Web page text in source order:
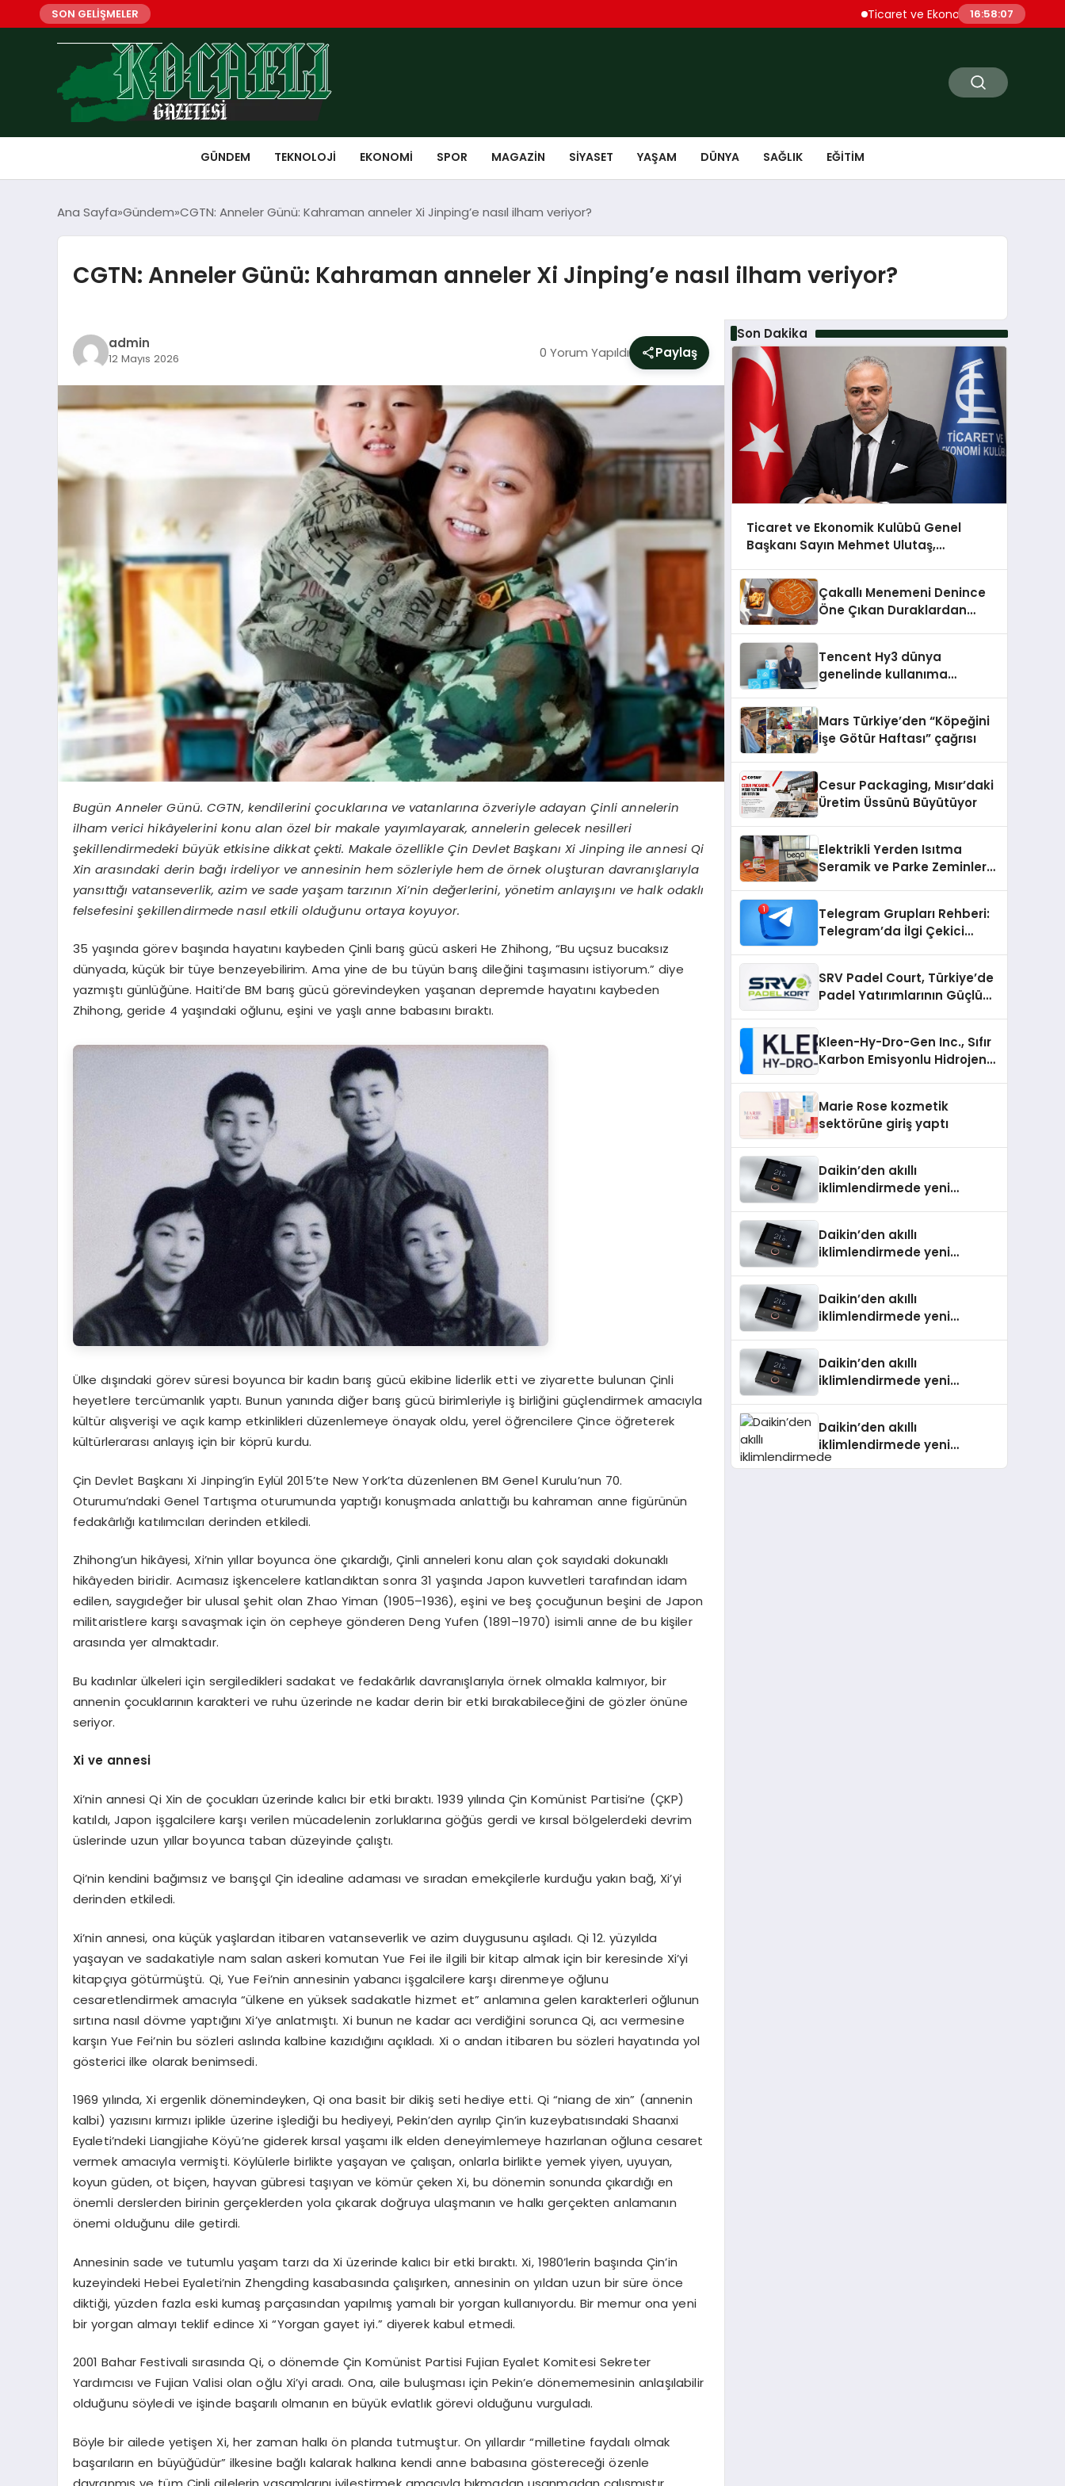
SON GELİŞMELER Ticaret ve Ekonomik Kulübü Genel Başkanı
16:58:09
GÜNDEM TEKNOLOJI EKONOMI SPOR MAGAZIN SIYASET YAŞAM DÜNYA SAĞLIK EĞITIM
Ana Sayfa Gündem CGTN: Anneler Günü: Kahraman anneler Xi Jinping’e nasıl ilham veriyor?
CGTN: Anneler Günü: Kahraman anneler Xi Jinping’e nasıl ilham veriyor?
admin
12 Mayıs 2026 0 Yorum Yapıldı Paylaş
Bugün Anneler Günü. CGTN, kendilerini çocuklarına ve vatanlarına özveriyle adayan Çinli annelerin
ilham verici hikâyelerini konu alan özel bir makale yayımlayarak, annelerin gelecek nesilleri
şekillendirmedeki büyük etkisine dikkat çekti. Makale özellikle Çin Devlet Başkanı Xi Jinping ile annesi Qi
Xin arasındaki derin bağı irdeliyor ve annesinin hem sözleriyle hem de örnek oluşturan davranışlarıyla
yansıttığı vatanseverlik, azim ve sade yaşam tarzının Xi’nin değerlerini, yönetim anlayışını ve halk odaklı
felsefesini şekillendirmede nasıl etkili olduğunu ortaya koyuyor.
35 yaşında görev başında hayatını kaybeden Çinli barış gücü askeri He Zhihong, “Bu uçsuz bucaksız
dünyada, küçük bir tüye benzeyebilirim. Ama yine de bu tüyün barış dileğini taşımasını istiyorum.” diye
yazmıştı günlüğüne. Haiti’de BM barış gücü görevindeyken yaşanan depremde hayatını kaybeden
Zhihong, geride 4 yaşındaki oğlunu, eşini ve yaşlı anne babasını bıraktı.
Ülke dışındaki görev süresi boyunca bir kadın barış gücü ekibine liderlik etti ve ziyarette bulunan Çinli
heyetlere tercümanlık yaptı. Bunun yanında diğer barış gücü birimleriyle iş birliğini güçlendirmek amacıyla
kültür alışverişi ve açık kamp etkinlikleri düzenlemeye önayak oldu, yerel öğrencilere Çince öğreterek
kültürlerarası anlayış için bir köprü kurdu.
Çin Devlet Başkanı Xi Jinping’in Eylül 2015’te New York’ta düzenlenen BM Genel Kurulu’nun 70.
Oturumu’ndaki Genel Tartışma oturumunda yaptığı konuşmada anlattığı bu kahraman anne figürünün
fedakârlığı katılımcıları derinden etkiledi.
Zhihong’un hikâyesi, Xi’nin yıllar boyunca öne çıkardığı, Çinli anneleri konu alan çok sayıdaki dokunaklı
hikâyeden biridir. Acımasız işkencelere katlandıktan sonra 31 yaşında Japon kuvvetleri tarafından idam
edilen, saygıdeğer bir ulusal şehit olan Zhao Yiman (1905–1936), eşini ve beş çocuğunun beşini de Japon
militaristlere karşı savaşmak için ön cepheye gönderen Deng Yufen (1891–1970) isimli anne de bu kişiler
arasında yer almaktadır.
Bu kadınlar ülkeleri için sergiledikleri sadakat ve fedakârlık davranışlarıyla örnek olmakla kalmıyor, bir
annenin çocuklarının karakteri ve ruhu üzerinde ne kadar derin bir etki bırakabileceğini de gözler önüne
seriyor.
Xi ve annesi
Xi’nin annesi Qi Xin de çocukları üzerinde kalıcı bir etki bıraktı. 1939 yılında Çin Komünist Partisi’ne (ÇKP)
katıldı, Japon işgalcilere karşı verilen mücadelenin zorluklarına göğüs gerdi ve kırsal bölgelerdeki devrim
üslerinde uzun yıllar boyunca taban düzeyinde çalıştı.
Qi’nin kendini bağımsız ve barışçıl Çin idealine adaması ve sıradan emekçilerle kurduğu yakın bağ, Xi’yi
derinden etkiledi.
Xi’nin annesi, ona küçük yaşlardan itibaren vatanseverlik ve azim duygusunu aşıladı. Qi 12. yüzyılda
yaşayan ve sadakatiyle nam salan askeri komutan Yue Fei ile ilgili bir kitap almak için bir keresinde Xi’yi
kitapçıya götürmüştü. Qi, Yue Fei’nin annesinin yabancı işgalcilere karşı direnmeye oğlunu
cesaretlendirmek amacıyla “ülkene en yüksek sadakatle hizmet et” anlamına gelen karakterleri oğlunun
sırtına nasıl dövme yaptığını Xi’ye anlatmıştı. Xi bunun ne kadar acı verdiğini sorunca Qi, acı vermesine
karşın Yue Fei’nin bu sözleri aslında kalbine kazıdığını açıkladı. Xi o andan itibaren bu sözleri hayatında yol
gösterici ilke olarak benimsedi.
1969 yılında, Xi ergenlik dönemindeyken, Qi ona basit bir dikiş seti hediye etti. Qi “niang de xin” (annenin
kalbi) yazısını kırmızı iplikle üzerine işlediği bu hediyeyi, Pekin’den ayrılıp Çin’in kuzeybatısındaki Shaanxi
Eyaleti’ndeki Liangjiahe Köyü’ne giderek kırsal yaşamı ilk elden deneyimlemeye hazırlanan oğluna cesaret
vermek amacıyla vermişti. Köylülerle birlikte yaşayan ve çalışan, onlarla birlikte yemek yiyen, uyuyan,
koyun güden, ot biçen, hayvan gübresi taşıyan ve kömür çeken Xi, bu dönemin sonunda çıkardığı en
önemli derslerden birinin gerçeklerden yola çıkarak doğruya ulaşmanın ve halkı gerçekten anlamanın
önemi olduğunu dile getirdi.
Annesinin sade ve tutumlu yaşam tarzı da Xi üzerinde kalıcı bir etki bıraktı. Xi, 1980’lerin başında Çin’in
kuzeyindeki Hebei Eyaleti’nin Zhengding kasabasında çalışırken, annesinin on yıldan uzun bir süre önce
diktiği, yüzden fazla eski kumaş parçasından yapılmış yamalı bir yorgan kullanıyordu. Bir memur ona yeni
bir yorgan almayı teklif edince Xi “Yorgan gayet iyi.” diyerek kabul etmedi.
2001 Bahar Festivali sırasında Qi, o dönemde Çin Komünist Partisi Fujian Eyalet Komitesi Sekreter
Yardımcısı ve Fujian Valisi olan oğlu Xi’yi aradı. Ona, aile buluşması için Pekin’e dönememesinin anlaşılabilir
olduğunu söyledi ve işinde başarılı olmanın en büyük evlatlık görevi olduğunu vurguladı.
Böyle bir ailede yetişen Xi, her zaman halkı ön planda tutmuştur. On yıllardır “milletine faydalı olmak
başarıların en büyüğüdür” ilkesine bağlı kalarak halkına kendi anne babasına göstereceği özenle
Son Dakika
Ticaret ve Ekonomik Kulübü Genel
Başkanı Sayın Mehmet Ulutaş,
şunları kaydetti:
Çakallı Menemeni Denince
Öne Çıkan Duraklardan
Tencent Hy3 dünya
genelinde kullanıma
Mars Türkiye’den “Köpeğini
İşe Götür Haftası” çağrısı
Cesur Packaging, Mısır’daki
Üretim Üssünü Büyütüyor
Elektrikli Yerden Isıtma
Seramik ve Parke Zeminler
Telegram Grupları Rehberi:
Telegram’da İlgi Çekici
SRV Padel Court, Türkiye’de
Padel Yatırımlarının Güçlü
Kleen-Hy-Dro-Gen Inc., Sıfır
Karbon Emisyonlu Hidrojen
Aldı
Marie Rose kozmetik
sektörüne giriş yaptı
Daikin’den akıllı
iklimlendirmede yeni
Daikin’den akıllı
iklimlendirmede yeni
Daikin’den akıllı
iklimlendirmede yeni
Daikin’den akıllı
iklimlendirmede yeni
Daikin’den akıllı
iklimlendirmede yeni
dönem: Madoka Plus